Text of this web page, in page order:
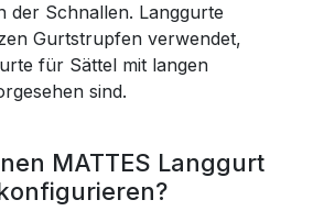
der Schnallen. Langgurte
Gurtstrupfen verwendet,
für Sättel mit langen
sind.
MATTES Langgurt